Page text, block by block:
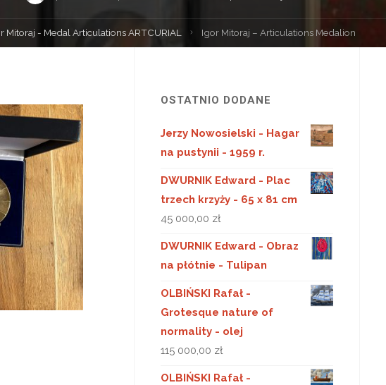
Mitoraj - Medal Articulations ARTCURIAL Igor Mitoraj – Articulations Medalion
OSTATNIO DODANE
Jerzy Nowosielski - Hagar
na pustynii - 1959 r.
DWURNIK Edward - Plac
trzech krzyży - 65 x 81 cm
45 000,00 zł
DWURNIK Edward - Obraz
na płótnie - Tulipan
OLBIŃSKI Rafał -
Grotesque nature of
normality - olej
115 000,00 zł
OLBIŃSKI Rafał -